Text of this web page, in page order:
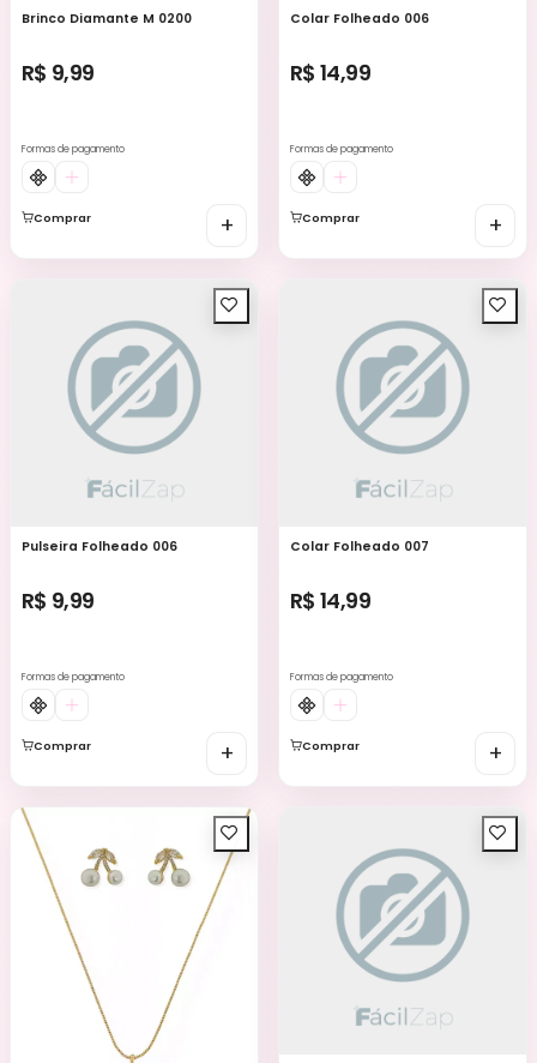
Brinco Diamante M 0200
R$ 9,99
Formas de pagamento
Comprar +
Colar Folheado 006
R$ 14,99
Formas de pagamento
Comprar +
Pulseira Folheado 006
R$ 9,99
Formas de pagamento
Comprar +
Colar Folheado 007
R$ 14,99
Formas de pagamento
Comprar +